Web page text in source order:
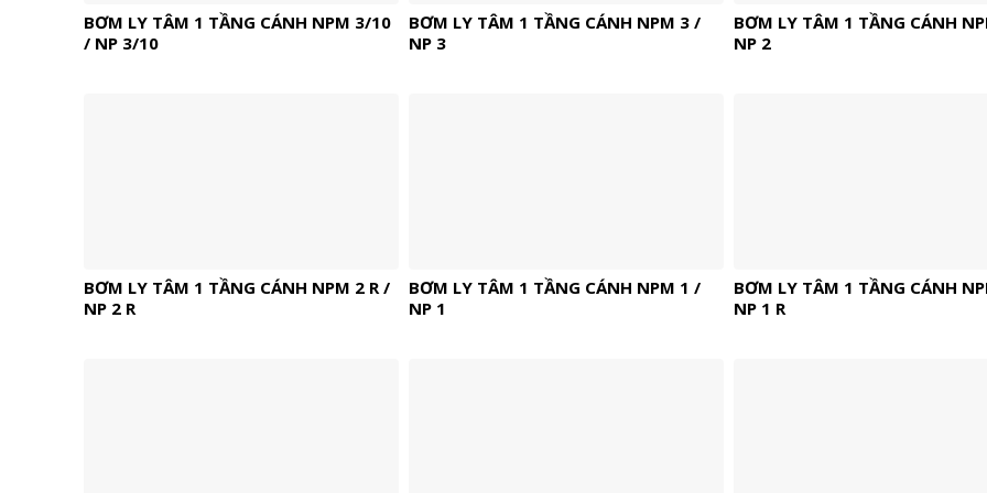
BƠM LY TÂM 1 TẦNG CÁNH NPM 3/10
/ NP 3/10
BƠM LY TÂM 1 TẦNG CÁNH NPM 3 /
NP 3
BƠM LY TÂM 1 TẦNG CÁNH
NP 2
BƠM LY TÂM 1 TẦNG CÁNH NPM 2 R /
NP 2 R
BƠM LY TÂM 1 TẦNG CÁNH NPM 1 /
NP 1
BƠM LY TÂM 1 TẦNG CÁNH
NP 1 R